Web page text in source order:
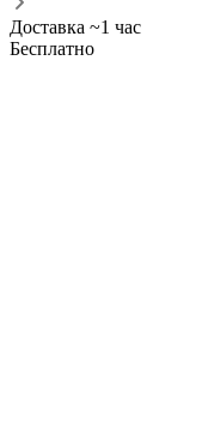
Доставка ~1 час
Бесплатно